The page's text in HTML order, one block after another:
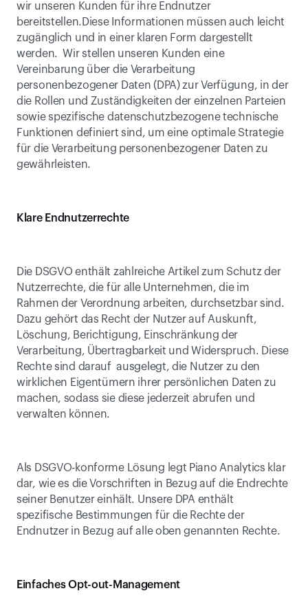
wir unseren Kunden für ihre Endnutzer
bereitstellen.Diese Informationen müssen auch leicht
zugänglich und in einer klaren Form dargestellt
werden.  Wir stellen unseren Kunden eine
Vereinbarung über die Verarbeitung
personenbezogener Daten (DPA) zur Verfügung, in der
die Rollen und Zuständigkeiten der einzelnen Parteien
sowie spezifische datenschutzbezogene technische
Funktionen definiert sind, um eine optimale Strategie
für die Verarbeitung personenbezogener Daten zu
gewährleisten.
Klare Endnutzerrechte
Die DSGVO enthält zahlreiche Artikel zum Schutz der
Nutzerrechte, die für alle Unternehmen, die im
Rahmen der Verordnung arbeiten, durchsetzbar sind.
Dazu gehört das Recht der Nutzer auf Auskunft,
Löschung, Berichtigung, Einschränkung der
Verarbeitung, Übertragbarkeit und Widerspruch. Diese
Rechte sind darauf  ausgelegt, die Nutzer zu den
wirklichen Eigentümern ihrer persönlichen Daten zu
machen, sodass sie diese jederzeit abrufen und
verwalten können.
Als DSGVO-konforme Lösung legt Piano Analytics klar
dar, wie es die Vorschriften in Bezug auf die Endrechte
seiner Benutzer einhält. Unsere DPA enthält
spezifische Bestimmungen für die Rechte der
Endnutzer in Bezug auf alle oben genannten Rechte.
Einfaches Opt-out-Management